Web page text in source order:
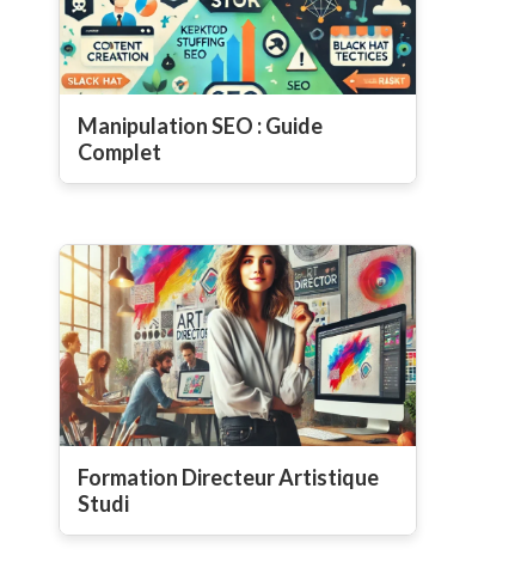
Manipulation SEO : Guide
Complet
Formation Directeur Artistique
Studi